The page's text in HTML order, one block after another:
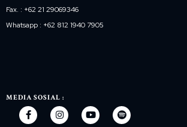
Fax. : +62 21 29069346
Whatsapp : +62 812 1940 7905
MEDIA SOSIAL :